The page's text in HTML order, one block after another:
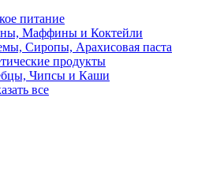
питание
Маффины и Коктейли
Сиропы, Арахисовая паста
продукты
Чипсы и Каши
все